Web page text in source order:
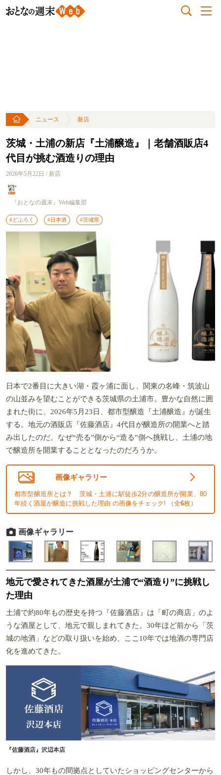
ニュース 新店
茨城・土浦の新店『土浦醸造』｜老舗酒販店4
代目が挑む酒造りの理由
2026年5月22日 / 新店
『おとなの週末』Web編集部
#どぶろく #日本酒 #茨城県
日本で2番目に大きい湖・霞ヶ浦に面し、関東の名峰・筑波山
の山並みを望むことができる茨城県の土浦市。豊かな自然に囲
まれた街に、2026年5月23日、都市型醸造『土浦醸造』が誕生
する。地元の酒販店『佐藤酒店』4代目が醸造所の開業へと踏
み出したのだ。なぜ“売る”側から“造る”側へ挑戦し、土浦の地
で醸造所を開業することとなったのだろうか。
画像ギャラリー
都市型醸造所とは？ 茨城・土浦に駅徒歩2分の醸造所が開業、80
年続く酒屋が醸造に挑戦した理由 の画像をチェック! （全6枚）
画像ギャラリー
地元で愛されてきた酒屋が土浦で“酒造り”に挑戦し
た理由
土浦で約80年もの歴史を持つ『佐藤酒店』は「町の商店」のよ
うな酒屋として、地元で親しまれてきた。30年ほど前から「茨
城の地酒」などの取り扱いを始め、ここ10年では地酒の専門店
化を進めてきた。
『佐藤酒店』沢辺本店
しかし、30年もの間拠点としていたショッピングセンターから